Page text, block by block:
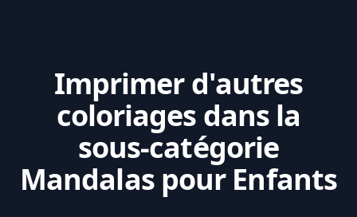
Imprimer d'autres
coloriages dans la
sous-catégorie
Mandalas pour Enfants